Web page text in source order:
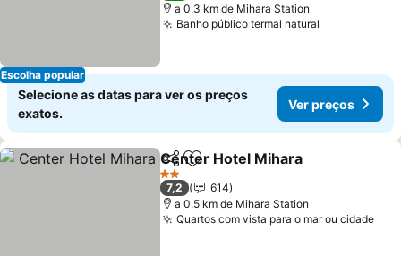
Escolha popular
a 0.3 km de Mihara Station
Banho público termal natural
Selecione as datas para ver os preços
exatos.
Ver preços
PartilharAdicionar aos favoritos
Center Hotel Mihara
2 Estrelas
7,2
614
a 0.5 km de Mihara Station
Quartos com vista para o mar ou cidadeVer